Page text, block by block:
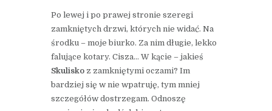
Po lewej i po prawej stronie szeregi
zamkniętych drzwi, których nie widać. Na
środku – moje biurko. Za nim długie, lekko
falujące kotary. Cisza… W kącie – jakieś
Skulisko z zamkniętymi oczami? Im
bardziej się w nie wpatruję, tym mniej
szczegółów dostrzegam. Odnoszę